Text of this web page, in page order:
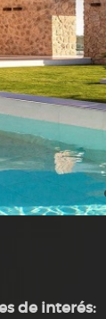
de interés: